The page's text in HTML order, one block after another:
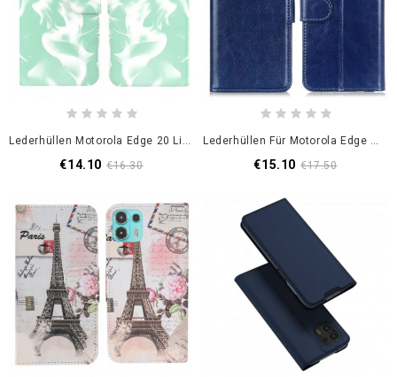
Lederhüllen Motorola Edge 20 Lite Handyhülle Abstraktes Muster
€14.10 €16.30
Lederhüllen Für Motorola Edge 20 Lite Glaziale Finesse
€15.10 €17.50